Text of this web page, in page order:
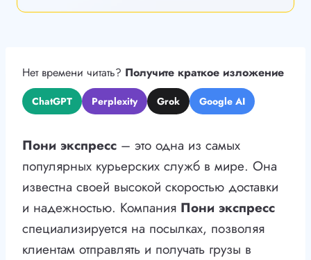
Нет времени читать? Получите краткое изложение
ChatGPT Perplexity Grok Google AI
Пони экспресс – это одна из самых
популярных курьерских служб в мире. Она
известна своей высокой скоростью доставки
и надежностью. Компания Пони экспресс
специализируется на посылках, позволяя
клиентам отправлять и получать грузы в